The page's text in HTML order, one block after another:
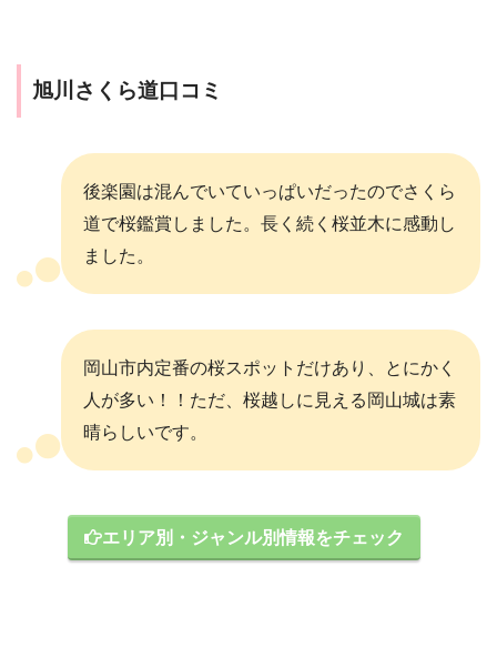
旭川さくら道口コミ
後楽園は混んでいていっぱいだったのでさくら
道で桜鑑賞しました。長く続く桜並木に感動し
ました。
岡山市内定番の桜スポットだけあり、とにかく
人が多い！！ただ、桜越しに見える岡山城は素
晴らしいです。
エリア別・ジャンル別情報をチェック